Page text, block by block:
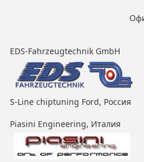
EDS-Fahrzeugtechnik GmbH
S-Line chiptuning Ford, Россия
Piasini Engineering, Италия